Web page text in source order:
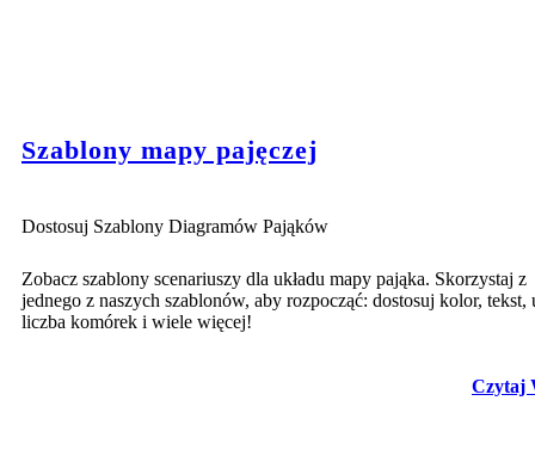
Szablony mapy pajęczej
Dostosuj Szablony Diagramów Pająków
Zobacz szablony scenariuszy dla układu mapy pająka. Skorzystaj z
jednego z naszych szablonów, aby rozpocząć: dostosuj kolor, tekst,
liczba komórek i wiele więcej!
Czytaj